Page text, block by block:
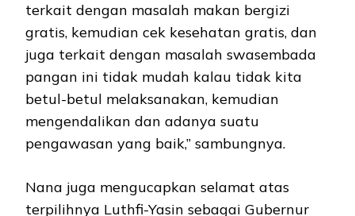
terkait dengan masalah makan bergizi
gratis, kemudian cek kesehatan gratis, dan
juga terkait dengan masalah swasembada
pangan ini tidak mudah kalau tidak kita
betul-betul melaksanakan, kemudian
mengendalikan dan adanya suatu
pengawasan yang baik,” sambungnya.
Nana juga mengucapkan selamat atas
terpilihnya Luthfi-Yasin sebagai Gubernur